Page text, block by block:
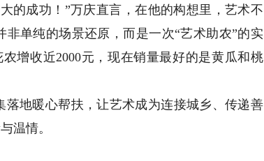
成功！”万庆直言，在他的构想里，艺术不
单纯的场景还原，而是一次“艺术助农”的实
增收近2000元，现在销量最好的是黄瓜和桃
地暖心帮扶，让艺术成为连接城乡、传递善
温情。